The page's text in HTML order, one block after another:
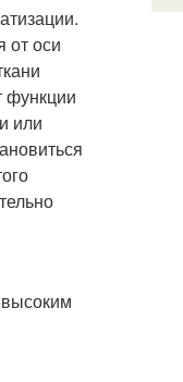
от оси
функции
или